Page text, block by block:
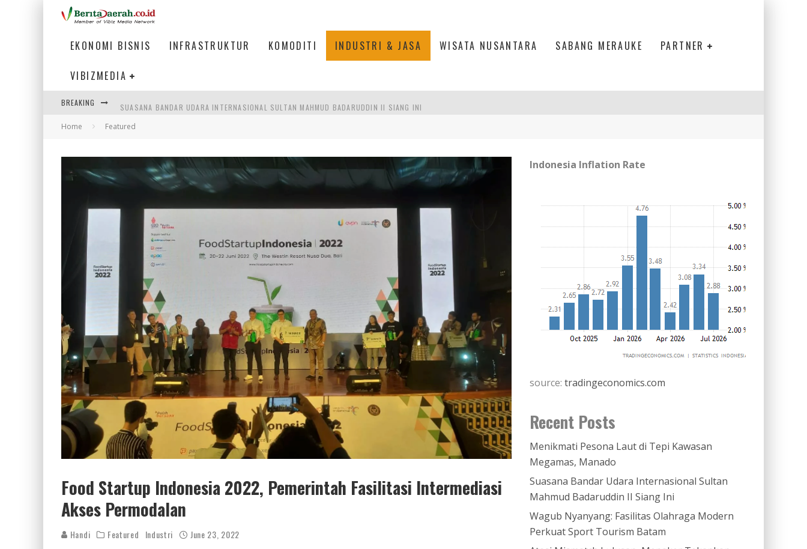
EKONOMI BISNIS INFRASTRUKTUR KOMODITI INDUSTRI & JASA WISATA NUSANTARA SABANG MERAUKE PARTNER
VIBIZMEDIA
BREAKING SUASANA BANDAR UDARA INTERNASIONAL SULTAN MAHMUD BADARUDDIN II SIANG INI
WAGUB NYANYANG: FASILITAS OLAHRAGA MODERN PERKUAT SPORT TOURISM BATAM
MENIKMATI PESONA LAUT DI TEPI KAWASAN MEGAMAS, MANADO
Home Featured
Food Startup Indonesia 2022, Pemerintah Fasilitasi Intermediasi
Akses Permodalan
Handi Featured Industri June 23, 2022
Indonesia Inflation Rate
source: tradingeconomics.com
Recent Posts
Menikmati Pesona Laut di Tepi Kawasan
Megamas, Manado
Suasana Bandar Udara Internasional Sultan
Mahmud Badaruddin II Siang Ini
Wagub Nyanyang: Fasilitas Olahraga Modern
Perkuat Sport Tourism Batam